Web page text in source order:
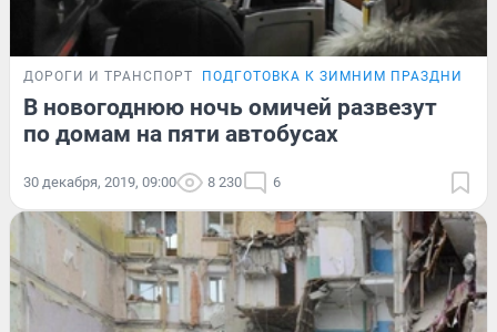
ДОРОГИ И ТРАНСПОРТ ПОДГОТОВКА К ЗИМНИМ ПРАЗДНИКАМ
В новогоднюю ночь омичей развезут
по домам на пяти автобусах
30 декабря, 2019, 09:00 8 230 6